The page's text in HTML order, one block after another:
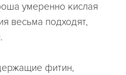
умеренно кислая
весьма подходят,
фитин,